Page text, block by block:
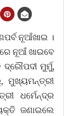
ନୂଆଁଖାଇ ।
ନୂଆଁ ଖାଇବେ
ମୁର୍ମୁ,
ମୁଖ୍ୟମନ୍ତ୍ରୀ
ଧର୍ମେନ୍ଦ୍ର
ଜଣାଇଲେ